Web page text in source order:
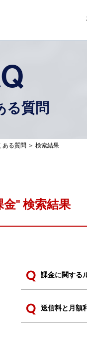
る質問
ある質問 ＞ 検索結果
金" 検索結果
課金に関する
送信料と月額